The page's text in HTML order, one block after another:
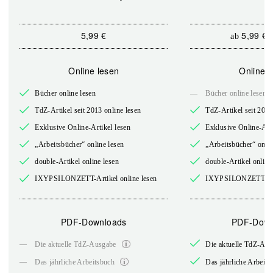
5,99 €
Online lesen
Bücher online lesen
TdZ-Artikel seit 2013 online lesen
Exklusive Online-Artikel lesen
„Arbeitsbücher“ online lesen
double-Artikel online lesen
IXYPSILONZETT-Artikel online lesen
PDF-Downloads
— Die aktuelle TdZ-Ausgabe
— Das jährliche Arbeitsbuch
ab 5,99 €
Online
— Bücher online lesen
TdZ-Artikel seit
Exklusive Online-
„Arbeitsbücher“
double-Artikel online
IXYPSILONZETT-
PDF-
Die aktuelle TdZ-
Das jährliche